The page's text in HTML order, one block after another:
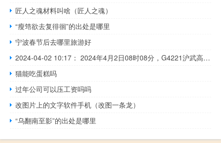
匠人之魂材料叫啥（匠人之魂）
“瘦筇欲去复徘徊”的出处是哪里
宁波春节后去哪里旅游好
2024-04-02 10:17： 2024年4月2日08时08分，G4221沪武高速常州段由于恶劣天气，常州南至薛埠枢纽限速80公里/小时。 ​​​
猫能吃蛋糕吗
过年公司可以压工资吗吗
改图片上的文字软件手机（改图一条龙）
“乌翻南至影”的出处是哪里